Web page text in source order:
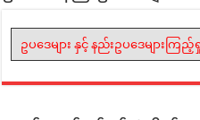
ဥပဒေများ နှင့် နည်းဥပဒေများကြည့်